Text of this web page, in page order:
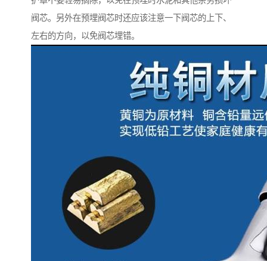
阀芯。另外在预埋阀芯时还应该注意一下阀芯的上下、
左右的方向，以免阀芯埋错。